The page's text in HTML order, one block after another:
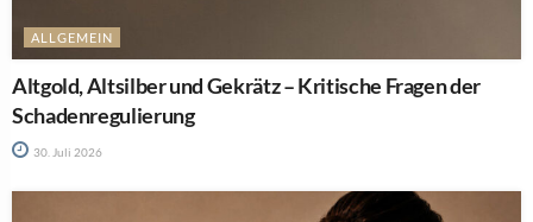
ALLGEMEIN
Altgold, Altsilber und Gekrätz – Kritische Fragen der
Schadenregulierung
30. Juli 2026